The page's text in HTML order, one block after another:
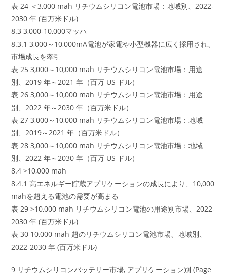
表 24 ＜3,000 mah リチウムシリコン電池市場：地域別、2022-
2030 年 (百万米ドル)
8.3 3,000-10,000マッハ
8.3.1 3,000～10,000mA電池が家電や小型機器に広く採用され、
市場成長を牽引
表 25 3,000～10,000 mah リチウムシリコン電池市場：用途
別、2019 年～2021 年（百万 US ドル）
表 26 3,000～10,000 mah リチウムシリコン電池市場：用途
別、2022 年～2030 年（百万米ドル）
表 27 3,000～10,000 mah リチウムシリコン電池市場：地域
別、2019～2021 年（百万米ドル）
表 28 3,000～10,000 mah リチウムシリコン電池市場：地域
別、2022 年～2030 年（百万 US ドル）
8.4 >10,000 mah
8.4.1 高エネルギー貯蔵アプリケーションの成長により、10,000
mahを超える電池の需要が高まる
表 29 >10,000 mah リチウムシリコン電池の用途別市場、2022-
2030 年 (百万米ドル)
表 30 10,000 mah 超のリチウムシリコン電池市場、地域別、
2022-2030 年 (百万米ドル)
9 リチウムシリコンバッテリー市場, アプリケーション別 (Page